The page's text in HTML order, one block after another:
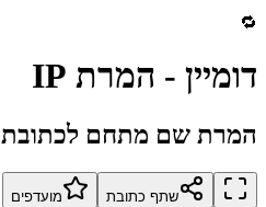
🔁
דומיין - המרת IP
המרת שם מתחם לכתובת IPv4
שתף כתובת מועדפים